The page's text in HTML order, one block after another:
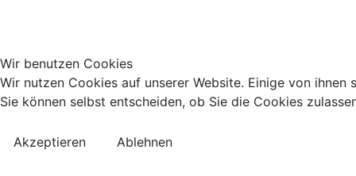
Wir benutzen Cookies
Wir nutzen Cookies auf unserer Website. Einige von
Sie können selbst entscheiden, ob Sie die Cookies
Akzeptieren Ablehnen